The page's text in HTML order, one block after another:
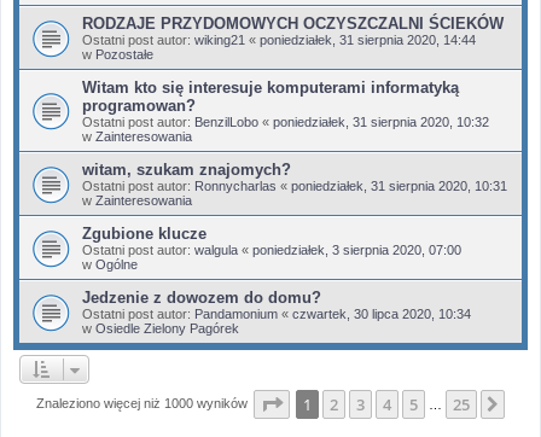
RODZAJE PRZYDOMOWYCH OCZYSZCZALNI ŚCIEKÓW
Ostatni post autor: wiking21 « poniedziałek, 31 sierpnia 2020, 14:44
w Pozostałe
Witam kto się interesuje komputerami informatyką
programowan?
Ostatni post autor: BenzilLobo « poniedziałek, 31 sierpnia 2020, 10:32
w Zainteresowania
witam, szukam znajomych?
Ostatni post autor: Ronnycharlas « poniedziałek, 31 sierpnia 2020, 10:31
w Zainteresowania
Zgubione klucze
Ostatni post autor: walgula « poniedziałek, 3 sierpnia 2020, 07:00
w Ogólne
Jedzenie z dowozem do domu?
Ostatni post autor: Pandamonium « czwartek, 30 lipca 2020, 10:34
w Osiedle Zielony Pagórek
Znaleziono więcej niż 1000 wyników Strona z25
1 2 3 4 5 25